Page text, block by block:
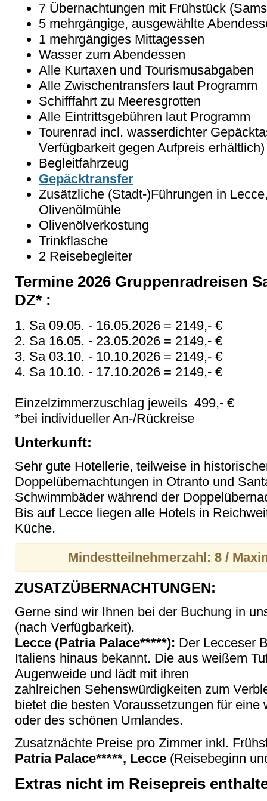
7 Übernachtungen mit Frühstück
5 mehrgängige, ausgewählte
1 mehrgängiges Mittagessen
Wasser zum Abendessen
Alle Kurtaxen und Tourismusabgaben
Alle Zwischentransfers laut Programm
Schifffahrt zu Meeresgrotten
Alle Eintrittsgebühren laut Programm
Tourenrad incl. wasserdichter
Verfügbarkeit gegen Aufpreis erhältlich)
Begleitfahrzeug
Gepäcktransfer
Zusätzliche (Stadt-)Führungen in
Olivenölmühle
Olivenölverkostung
Trinkflasche
2 Reisebegleiter
Termine 2026 Gruppenradreisen
DZ* :
1. Sa 09.05. - 16.05.2026 = 2149,- €
2. Sa 16.05. - 23.05.2026 = 2149,- €
3. Sa 03.10. - 10.10.2026 = 2149,- €
4. Sa 10.10. - 17.10.2026 = 2149,- €
Einzelzimmerzuschlag jeweils 499,- €
*bei individueller An-/Rückreise
Unterkunft:
Sehr gute Hotellerie, teilweise in
Doppelübernachtungen in Otranto und
Schwimmbäder während der
Bis auf Lecce liegen alle Hotels in
Küche.
Mindestteilnehmerzahl: 8 /
ZUSATZÜBERNACHTUNGEN:
Gerne sind wir Ihnen bei der Buchung in
(nach Verfügbarkeit).
Lecce (Patria Palace*****): Der Lecceser
Italiens hinaus bekannt. Die aus weißem
Augenweide und lädt mit ihren
zahlreichen Sehenswürdigkeiten zum
bietet die besten Voraussetzungen für
oder des schönen Umlandes.
Zusatznächte Preise pro Zimmer inkl.
Patria Palace*****, Lecce (Reisebeginn
Extras nicht im Reisepreis